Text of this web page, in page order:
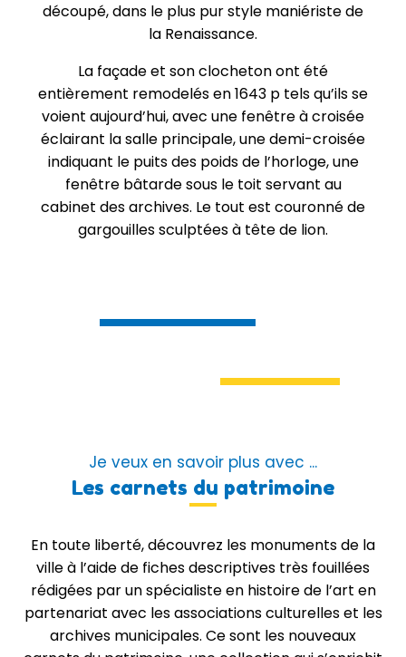
découpé, dans le plus pur style maniériste de
la Renaissance.
La façade et son clocheton ont été
entièrement remodelés en 1643 p tels qu’ils se
voient aujourd’hui, avec une fenêtre à croisée
éclairant la salle principale, une demi-croisée
indiquant le puits des poids de l’horloge, une
fenêtre bâtarde sous le toit servant au
cabinet des archives. Le tout est couronné de
gargouilles sculptées à tête de lion.
Je veux en savoir plus avec ...
Les carnets du patrimoine
En toute liberté, découvrez les monuments de la
ville à l’aide de fiches descriptives très fouillées
rédigées par un spécialiste en histoire de l’art en
partenariat avec les associations culturelles et les
archives municipales. Ce sont les nouveaux